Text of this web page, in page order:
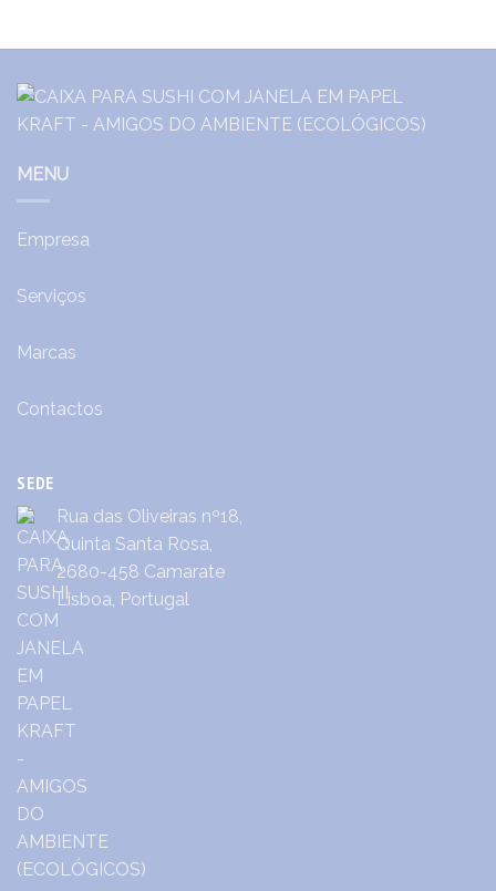
MENU
Empresa
Serviços
Marcas
Contactos
SEDE
Rua das Oliveiras nº18,
Quinta Santa Rosa,
2680-458 Camarate
Lisboa, Portugal